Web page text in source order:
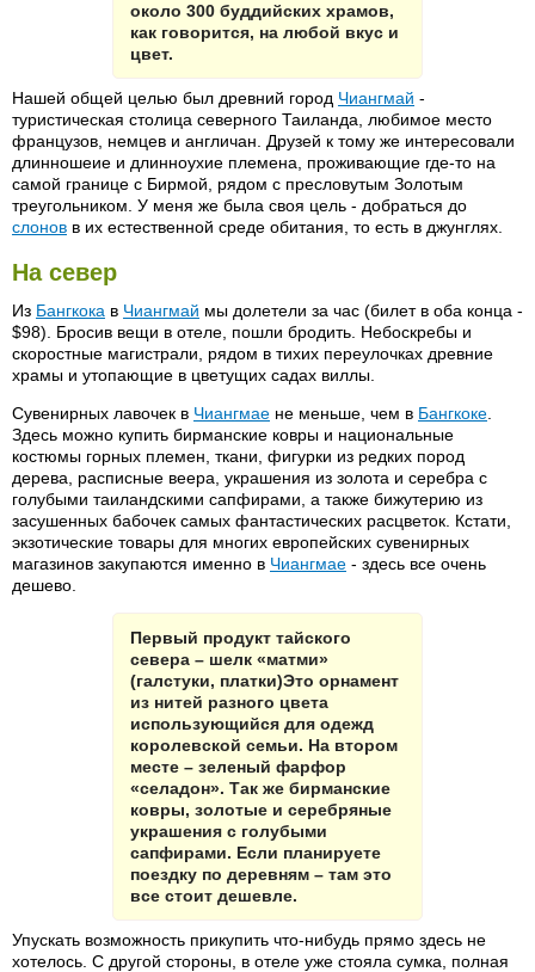
около 300 буддийских храмов,
как говорится, на любой вкус и
цвет.
Нашей общей целью был древний город Чиангмай -
туристическая столица северного Таиланда, любимое место
французов, немцев и англичан. Друзей к тому же интересовали
длинношеие и длинноухие племена, проживающие где-то на
самой границе с Бирмой, рядом с пресловутым Золотым
треугольником. У меня же была своя цель - добраться до
слонов в их естественной среде обитания, то есть в джунглях.
На север
Из Бангкока в Чиангмай мы долетели за час (билет в оба конца -
$98). Бросив вещи в отеле, пошли бродить. Небоскребы и
скоростные магистрали, рядом в тихих переулочках древние
храмы и утопающие в цветущих садах виллы.
Сувенирных лавочек в Чиангмае не меньше, чем в Бангкоке
Здесь можно купить бирманские ковры и национальные
костюмы горных племен, ткани, фигурки из редких пород
дерева, расписные веера, украшения из золота и серебра с
голубыми таиландскими сапфирами, а также бижутерию из
засушенных бабочек самых фантастических расцветок. Кстати,
экзотические товары для многих европейских сувенирных
магазинов закупаются именно в Чиангмае - здесь все очень
дешево.
Первый продукт тайского
севера – шелк «матми»
(галстуки, платки)Это орнамент
из нитей разного цвета
использующийся для одежд
королевской семьи. На втором
месте – зеленый фарфор
«селадон». Так же бирманские
ковры, золотые и серебряные
украшения с голубыми
сапфирами. Если планируете
поездку по деревням – там это
все стоит дешевле.
Упускать возможность прикупить что-нибудь прямо здесь не
хотелось. С другой стороны, в отеле уже стояла сумка, полная